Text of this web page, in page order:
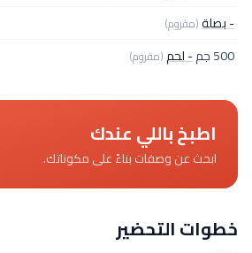
- بصلة(مفروم)
500 جم - لحم(مفروم)
اطبخ باللي عندك
ابحث عن وصفات بناءً على مكوناتك.
خطوات التحضير